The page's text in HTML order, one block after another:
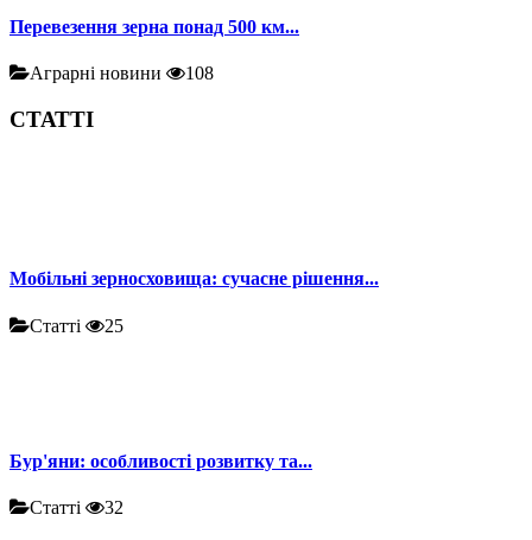
Перевезення зерна понад 500 км...
Аграрні новини 108
СТАТТІ
Мобільні зерносховища: сучасне рішення...
Статті 25
Бур'яни: особливості розвитку та...
Статті 32